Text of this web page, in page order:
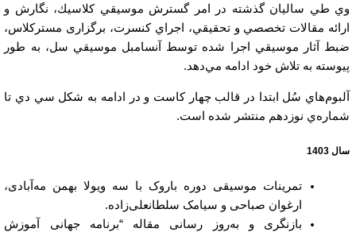
وي طي ساليان گذشته در امر گسترش موسيقي كلاسيك، نگارش و
ارائه مقالات تخصصي و تحقيقي، اجراي كنسرت، برگزاری مسترکلاس،
ضبط آثار موسيقي اجرا شده توسط آنسامبل موسيقي سل، به طور
پيوسته به تلاش خود ادامه مي‌دهد.
آلبوم‌هاي سُل ابتدا در قالب چهار كاست و در ادامه به شكل سي‌ دي تا
شماره‌ي نوزدهم منتشر شده است.
سال 1403
تمرینات موسیقی دوره باروک با سه ویولا بهمن مه‌آبادی،
ارغوان صباحی و سیامک سلطانعلی‌زاده.
بازنگری و به‌روز رسانی مقاله “برنامه جهانی آموزش